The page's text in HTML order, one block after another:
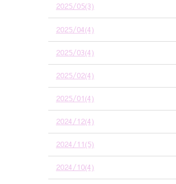
2025/05(3)
2025/04(4)
2025/03(4)
2025/02(4)
2025/01(4)
2024/12(4)
2024/11(5)
2024/10(4)